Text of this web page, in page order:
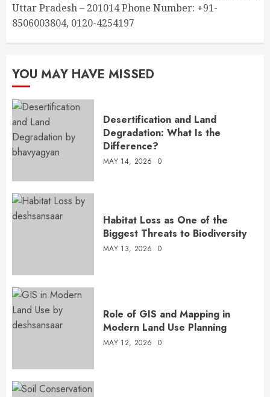
Uttar Pradesh – 201014 Phone Number: +91-
8506003804, 0120-4254197
YOU MAY HAVE MISSED
Desertification and Land
Degradation: What Is the
Difference?
MAY 14, 2026 0
Habitat Loss as One of the
Biggest Threats to Biodiversity
MAY 13, 2026 0
Role of GIS and Mapping in
Modern Land Use Planning
MAY 12, 2026 0